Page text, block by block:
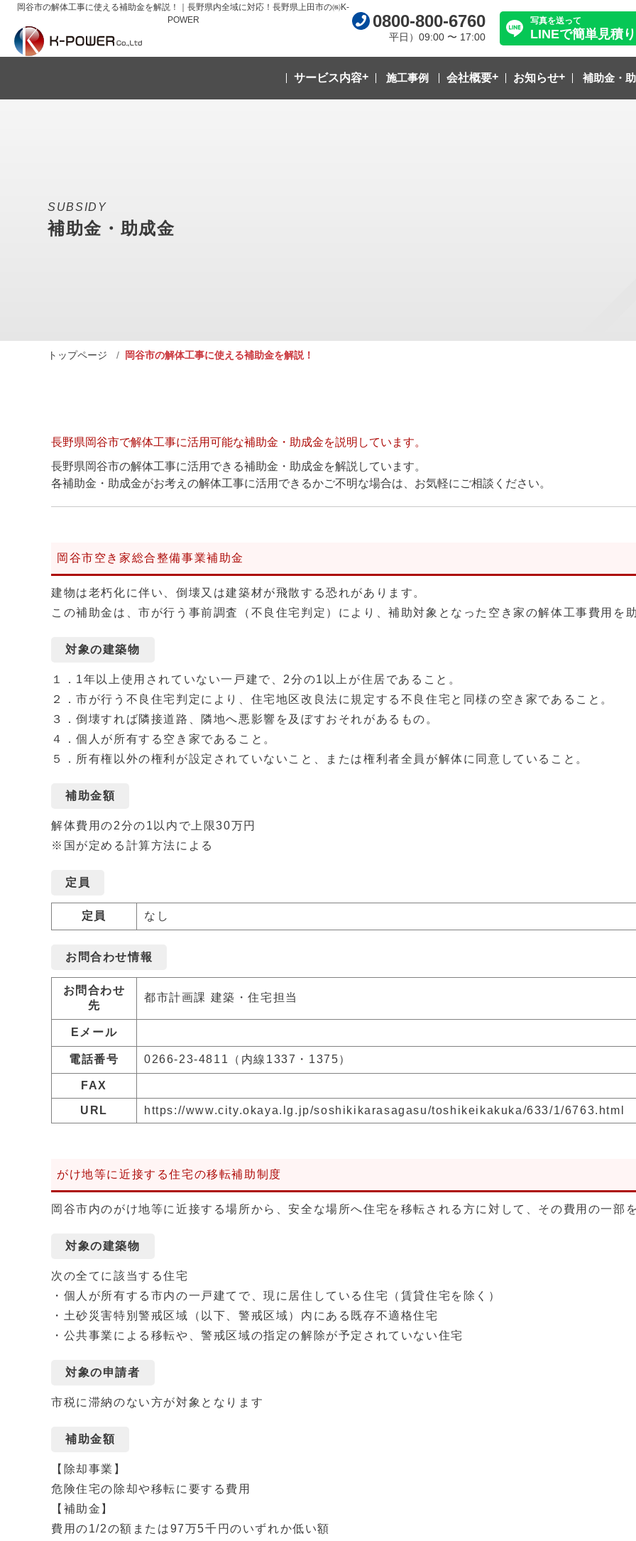
岡谷市の解体工事に使える補助金を解説！｜長野県内全域に対応！長野県上田市の㈱K-
POWER
0800-800-6760
平日）09:00 〜 17:00
写真を送って
LINEで簡単見積り
サービス内容 施工事例 会社概要 お知らせ 補助金・
SUBSIDY
補助金・助成金
トップページ 岡谷市の解体工事に使える補助金を解説！
長野県岡谷市で解体工事に活用可能な補助金・助成金を説明しています。
長野県岡谷市の解体工事に活用できる補助金・助成金を解説しています。
各補助金・助成金がお考えの解体工事に活用できるかご不明な場合は、お気軽にご相談ください。
岡谷市空き家総合整備事業補助金
建物は老朽化に伴い、倒壊又は建築材が飛散する恐れがあります。
この補助金は、市が行う事前調査（不良住宅判定）により、補助対象となった空き家の解体工事費用を
対象の建築物
１．1年以上使用されていない一戸建で、2分の1以上が住居であること。
２．市が行う不良住宅判定により、住宅地区改良法に規定する不良住宅と同様の空き家であること。
３．倒壊すれば隣接道路、隣地へ悪影響を及ぼすおそれがあるもの。
４．個人が所有する空き家であること。
５．所有権以外の権利が設定されていないこと、または権利者全員が解体に同意していること。
補助金額
解体費用の2分の1以内で上限30万円
※国が定める計算方法による
定員
定員 なし
お問合わせ情報
お問合わせ
先
都市計画課 建築・住宅担当
Eメール
電話番号 0266-23-4811（内線1337・1375）
FAX
URL https://www.city.okaya.lg.jp/soshikikarasagasu/toshikeikakuka/633/1/6763.html
がけ地等に近接する住宅の移転補助制度
岡谷市内のがけ地等に近接する場所から、安全な場所へ住宅を移転される方に対して、その費用の一部
対象の建築物
次の全てに該当する住宅
・個人が所有する市内の一戸建てで、現に居住している住宅（賃貸住宅を除く）
・土砂災害特別警戒区域（以下、警戒区域）内にある既存不適格住宅
・公共事業による移転や、警戒区域の指定の解除が予定されていない住宅
対象の申請者
市税に滞納のない方が対象となります
補助金額
【除却事業】
危険住宅の除却や移転に要する費用
【補助金】
費用の1/2の額または97万5千円のいずれか低い額